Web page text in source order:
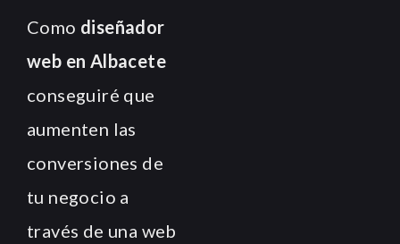
Como diseñador
web en Albacete
conseguiré que
aumenten las
conversiones de
tu negocio a
través de una web